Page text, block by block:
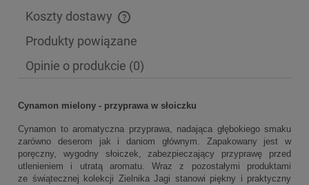
Koszty dostawy
Cena nie zawiera ewentualnych kosztów płatności
Produkty powiązane
Opinie o produkcie (0)
Cynamon mielony - przyprawa w słoiczku
Cynamon to aromatyczna przyprawa, nadająca głębokiego smaku
zarówno deserom jak i daniom głównym. Zapakowany jest w
poręczny, wygodny słoiczek, zabezpieczający przyprawę przed
utlenieniem i utratą aromatu. Wraz z pozostałymi produktami
ze świątecznej kolekcji Zielnika Jagi stanowi piękny i praktyczny